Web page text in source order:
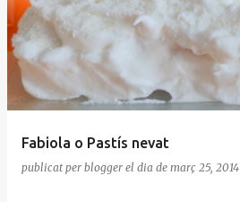
Fabiola o Pastís nevat
publicat per blogger el dia de març 25, 2014